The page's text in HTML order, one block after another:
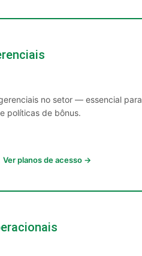
no setor — essencial para
políticas de bônus.
Ver planos de acesso →